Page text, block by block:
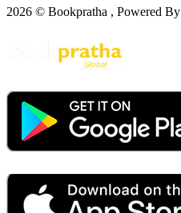
2026 © Bookpratha , Powered By